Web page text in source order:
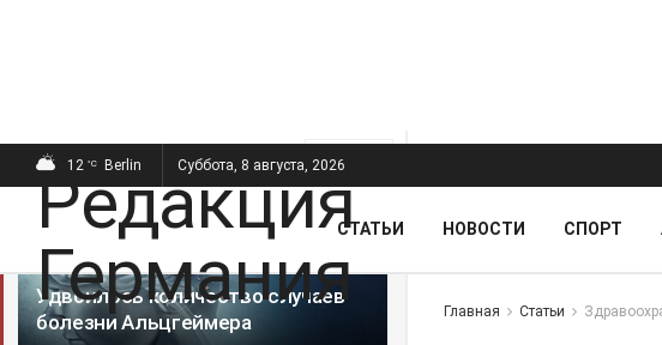
ПОСЛЕДНИЕ
Удвоилось количество случаев
болезни Альцгеймера
12 °C Berlin Суббота, 8 августа, 2026
СТАТЬИ НОВОСТИ СПОРТ
Главная Статьи